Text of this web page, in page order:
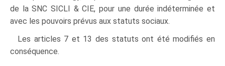
de la SNC SICLI & CIE, pour une durée indéterminée et
avec les pouvoirs prévus aux statuts sociaux.
Les articles 7 et 13 des statuts ont été modifiés en
conséquence.